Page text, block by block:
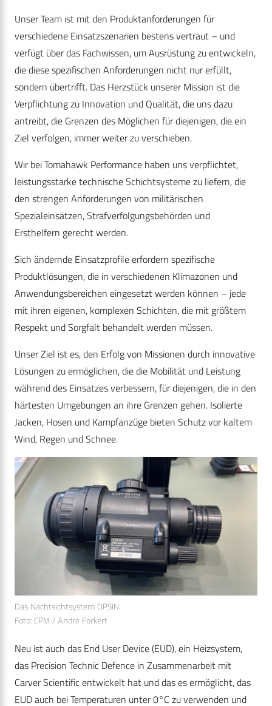
Unser Team ist mit den Produktanforderungen für
verschiedene Einsatzszenarien bestens vertraut – und
verfügt über das Fachwissen, um Ausrüstung zu entwickeln,
die diese spezifischen Anforderungen nicht nur erfüllt,
sondern übertrifft. Das Herzstück unserer Mission ist die
Verpflichtung zu Innovation und Qualität, die uns dazu
antreibt, die Grenzen des Möglichen für diejenigen, die ein
Ziel verfolgen, immer weiter zu verschieben.
Wir bei Tomahawk Performance haben uns verpflichtet,
leistungsstarke technische Schichtsysteme zu liefern, die
den strengen Anforderungen von militärischen
Spezialeinsätzen, Strafverfolgungsbehörden und
Ersthelfern gerecht werden.
Sich ändernde Einsatzprofile erfordern spezifische
Produktlösungen, die in verschiedenen Klimazonen und
Anwendungsbereichen eingesetzt werden können – jede
mit ihren eigenen, komplexen Schichten, die mit größtem
Respekt und Sorgfalt behandelt werden müssen.
Unser Ziel ist es, den Erfolg von Missionen durch innovative
Lösungen zu ermöglichen, die die Mobilität und Leistung
während des Einsatzes verbessern, für diejenigen, die in den
härtesten Umgebungen an ihre Grenzen gehen. Isolierte
Jacken, Hosen und Kampfanzüge bieten Schutz vor kaltem
Wind, Regen und Schnee.
Das Nachtsichtsystem OPSIN.
Foto: CPM / André Forkert
Neu ist auch das End User Device (EUD), ein Heizsystem,
das Precision Technic Defence in Zusammenarbeit mit
Carver Scientific entwickelt hat und das es ermöglicht, das
EUD auch bei Temperaturen unter 0°C zu verwenden und